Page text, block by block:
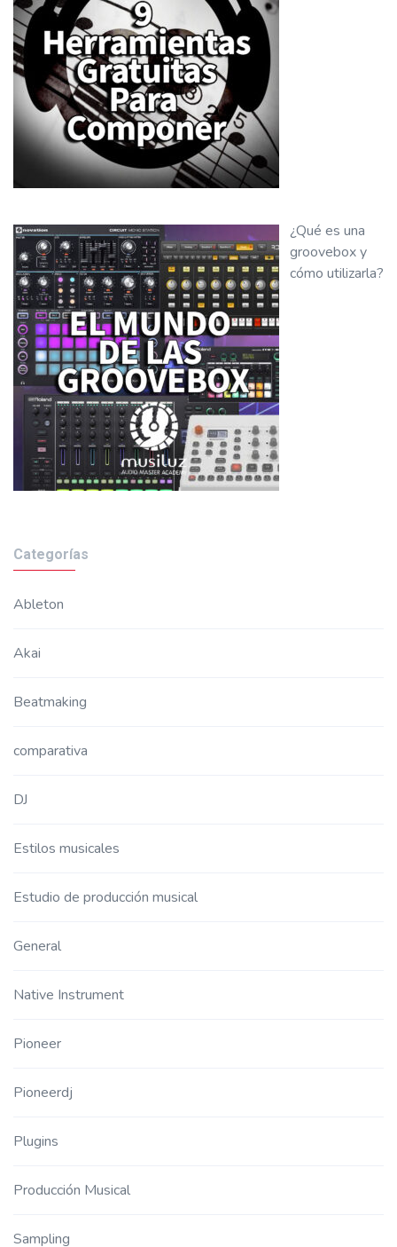
¿Qué es una
groovebox y
cómo utilizarla?
Categorías
Ableton
Akai
Beatmaking
comparativa
DJ
Estilos musicales
Estudio de producción musical
General
Native Instrument
Pioneer
Pioneerdj
Plugins
Producción Musical
Sampling